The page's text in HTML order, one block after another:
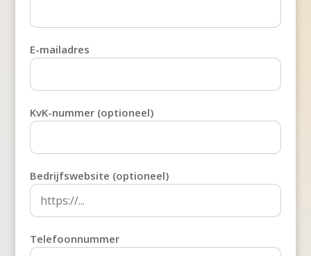
E-mailadres
KvK-nummer (optioneel)
Bedrijfswebsite (optioneel)
Telefoonnummer